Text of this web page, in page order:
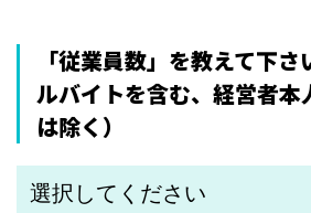
「従業員数」を教えて下さ
ルバイトを含む、経営者本
は除く）